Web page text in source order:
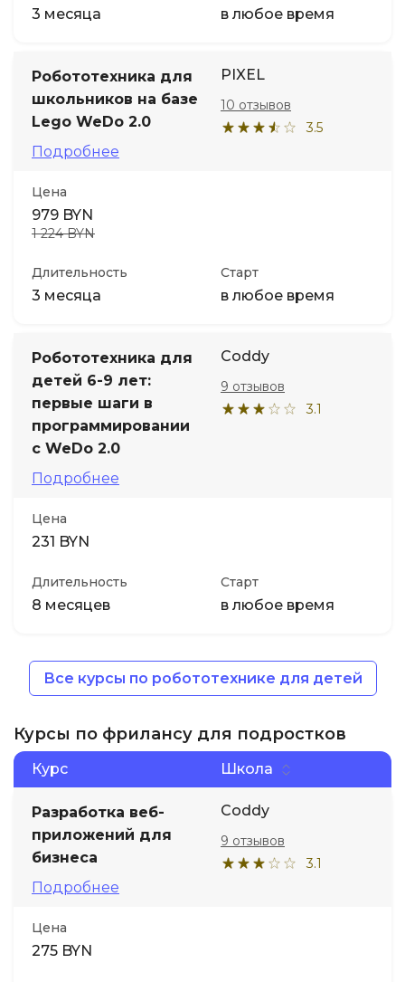
3 месяца в любое время
Робототехника для
школьников на базе
Lego WeDo 2.0
Подробнее
PIXEL
3.5
10 отзывов
Цена
979 BYN
1 224 BYN
Длительность
3 месяца
Старт
в любое время
Робототехника для
детей 6-9 лет:
первые шаги в
программировании
с WeDo 2.0
Подробнее
Coddy
3.1
9 отзывов
Цена
231 BYN
Длительность
8 месяцев
Старт
в любое время
Все курсы по робототехнике для детей
Курсы по фрилансу для подростков
Курс Школа
Разработка веб-
приложений для
бизнеса
Подробнее
Coddy
3.1
9 отзывов
Цена
275 BYN